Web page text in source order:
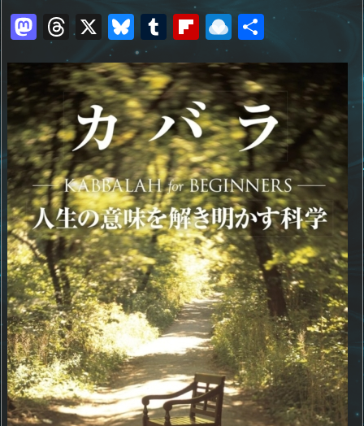
M
a
st
o
d
o
n
T
re
a
d
s
X Bl
u
e
sk
y
T
m
bl
r
Fl
ip
b
o
ar
d
R
n
d
ro
p.
io
共
有